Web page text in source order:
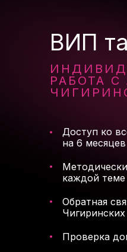
каждой теме
ВИП
РАБОТА С
Обратная
Чигиринских
Проверка
Доступ ко
на 6 месяцев